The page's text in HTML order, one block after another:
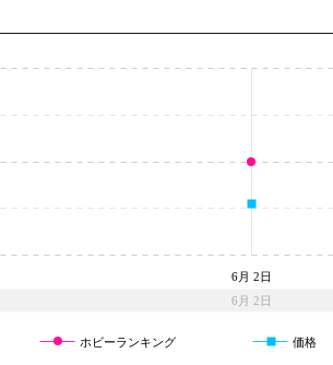
6月 2日
6月 2日
ホビーランキング 価格